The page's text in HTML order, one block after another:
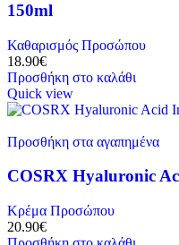
150ml
Καθαρισμός Προσώπου
18.90€
Προσθήκη στο καλάθι
Quick view
Προσθήκη στα αγαπημένα
COSRX Hyaluronic
Κρέμα Προσώπου
20.90€